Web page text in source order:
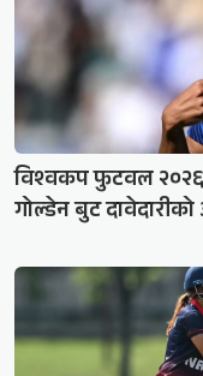
विश्वकप फुटवल
गोल्डेन बुट दावेदारीको